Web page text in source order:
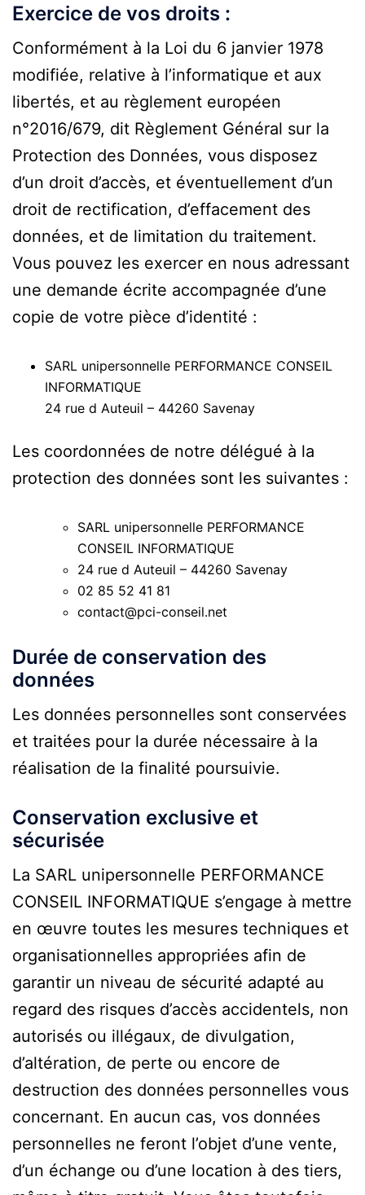
Exercice de vos droits :
Conformément à la Loi du 6 janvier 1978
modifiée, relative à l’informatique et aux
libertés, et au règlement européen
n°2016/679, dit Règlement Général sur la
Protection des Données, vous disposez
d’un droit d’accès, et éventuellement d’un
droit de rectification, d’effacement des
données, et de limitation du traitement.
Vous pouvez les exercer en nous adressant
une demande écrite accompagnée d’une
copie de votre pièce d’identité :
SARL unipersonnelle PERFORMANCE CONSEIL
INFORMATIQUE
24 rue d Auteuil – 44260 Savenay
Les coordonnées de notre délégué à la
protection des données sont les suivantes :
SARL unipersonnelle PERFORMANCE
CONSEIL INFORMATIQUE
24 rue d Auteuil – 44260 Savenay
02 85 52 41 81
contact@pci-conseil.net
Durée de conservation des
données
Les données personnelles sont conservées
et traitées pour la durée nécessaire à la
réalisation de la finalité poursuivie.
Conservation exclusive et
sécurisée
La SARL unipersonnelle PERFORMANCE
CONSEIL INFORMATIQUE s’engage à mettre
en œuvre toutes les mesures techniques et
organisationnelles appropriées afin de
garantir un niveau de sécurité adapté au
regard des risques d’accès accidentels, non
autorisés ou illégaux, de divulgation,
d’altération, de perte ou encore de
destruction des données personnelles vous
concernant. En aucun cas, vos données
personnelles ne feront l’objet d’une vente,
d’un échange ou d’une location à des tiers,